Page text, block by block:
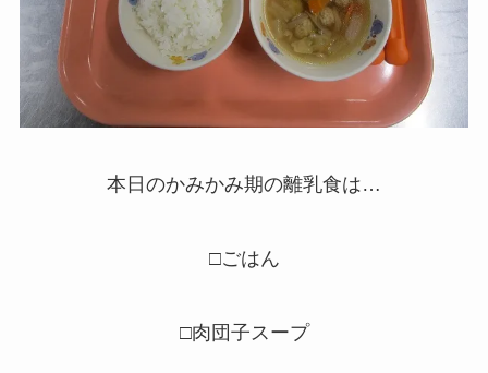
本日のかみかみ期の離乳食は…
□ごはん
□肉団子スープ